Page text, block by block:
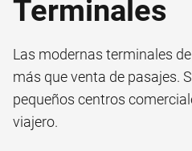
Terminales
Las modernas terminales
más que venta de pasajes.
pequeños centros
viajero.